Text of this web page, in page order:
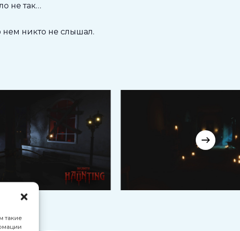
такие
не так…
нем никто не слышал.